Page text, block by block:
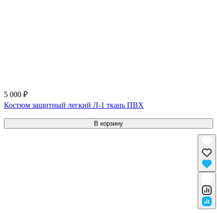
5 000 ₽
Костюм защитный легкий Л-1 ткань ПВХ
В корзину